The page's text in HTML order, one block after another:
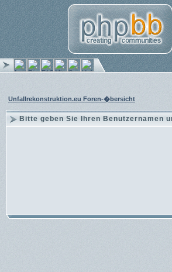
Unfallrekonstruktion.eu Foren-�bersicht
Bitte geben Sie Ihren Benutzernamen